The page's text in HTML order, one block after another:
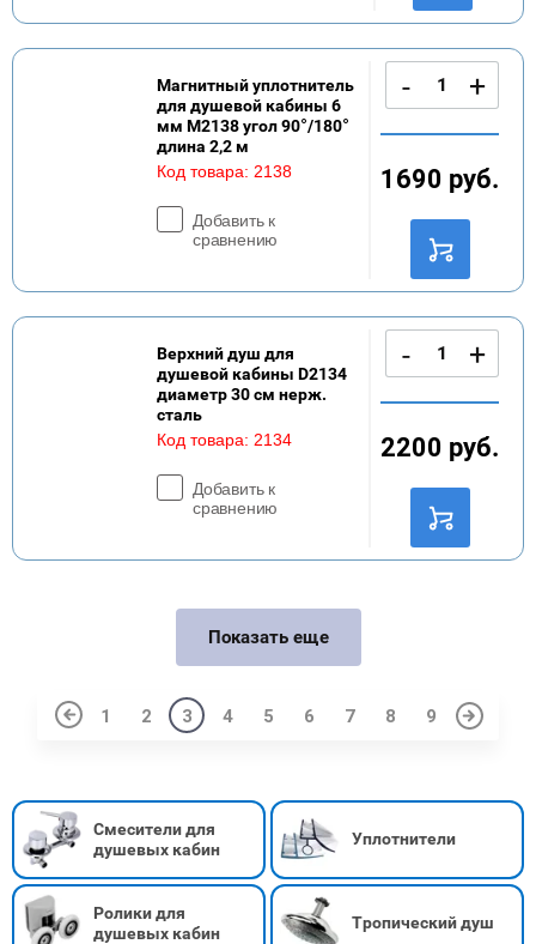
Код товара: 2138
Добавить к
сравнению
Магнитный уплотнитель
для душевой кабины 6
мм M2138 угол 90°/180°
длина 2,2 м
- +
1690 руб.
Код товара: 2134
Добавить к
сравнению
Верхний душ для
душевой кабины D2134
диаметр 30 см нерж.
сталь
- +
2200 руб.
Показать еще
1 2 3 4 5 6 7 8 9
Смесители для
душевых кабин
Уплотнители
Ролики для
душевых кабин
Тропический душ